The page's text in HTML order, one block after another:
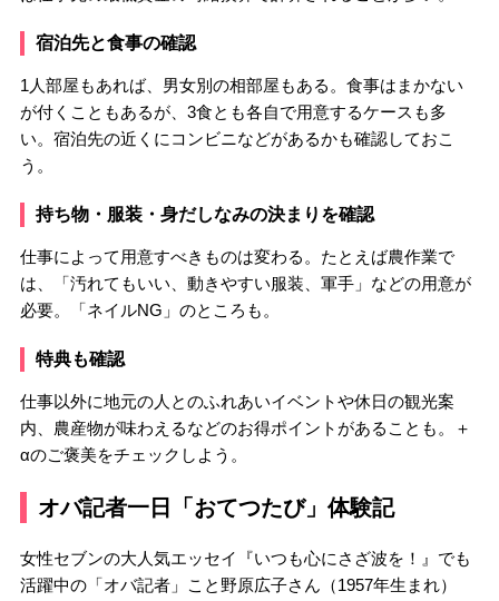
宿泊先と食事の確認
1人部屋もあれば、男女別の相部屋もある。食事はまかない
が付くこともあるが、3食とも各自で用意するケースも多
い。宿泊先の近くにコンビニなどがあるかも確認しておこ
う。
持ち物・服装・身だしなみの決まりを確認
仕事によって用意すべきものは変わる。たとえば農作業で
は、「汚れてもいい、動きやすい服装、軍手」などの用意が
必要。「ネイルNG」のところも。
特典も確認
仕事以外に地元の人とのふれあいイベントや休日の観光案
内、農産物が味わえるなどのお得ポイントがあることも。＋
αのご褒美をチェックしよう。
オバ記者一日「おてつたび」体験記
女性セブンの大人気エッセイ『いつも心にさざ波を！』でも
活躍中の「オバ記者」こと野原広子さん（1957年生まれ）